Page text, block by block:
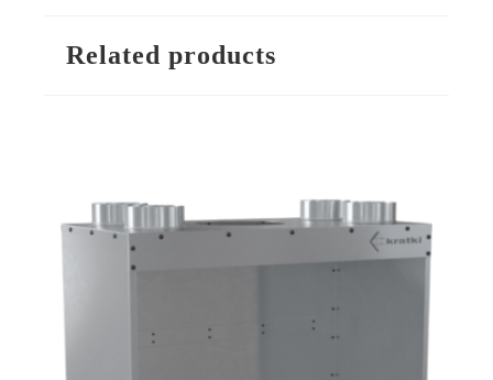
Related products